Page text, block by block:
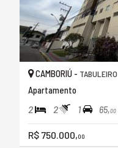
CAMBORIÚ - TABULEIRO
Apartamento
2 2 1 65,00
R$ 750.000,00